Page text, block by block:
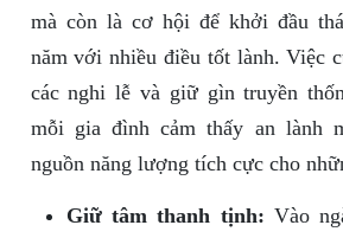
mà còn là cơ hội để khởi đầu
năm với nhiều điều tốt lành. Việc
các nghi lễ và giữ gìn truyền
mỗi gia đình cảm thấy an lành
nguồn năng lượng tích cực cho
Giữ tâm thanh tịnh: Vào